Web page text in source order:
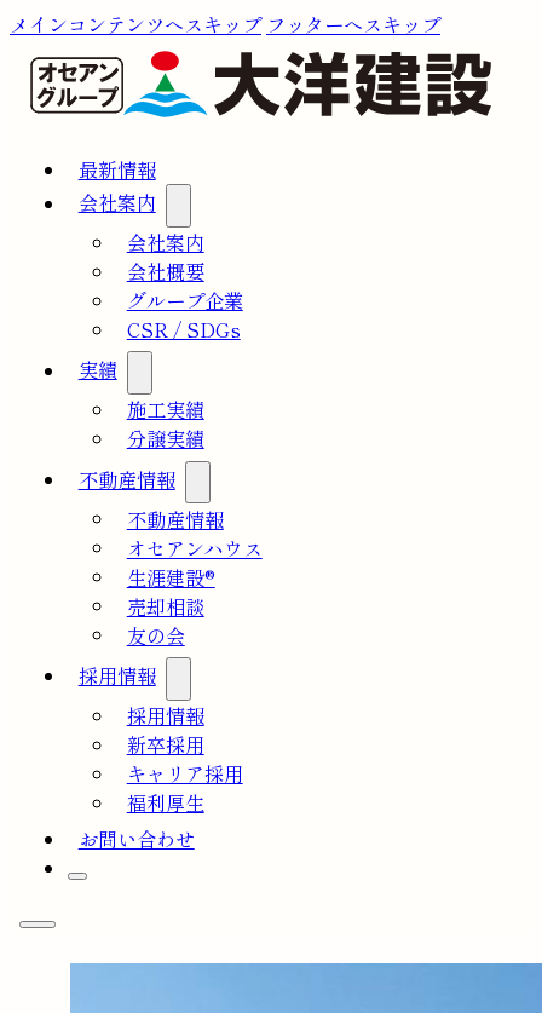
メインコンテンツへスキップ フッターへスキップ
最新情報
会社案内
会社案内
会社概要
グループ企業
CSR / SDGs
実績
施工実績
分譲実績
不動産情報
不動産情報
オセアンハウス
生涯建設®
売却相談
友の会
採用情報
採用情報
新卒採用
キャリア採用
福利厚生
お問い合わせ